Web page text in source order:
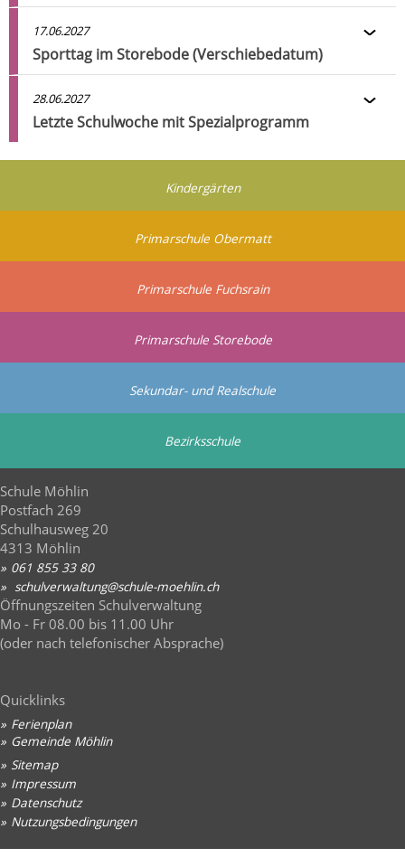
17.06.2027
Sporttag im Storebode (Verschiebedatum)
28.06.2027
Letzte Schulwoche mit Spezialprogramm
Kindergärten
Primarschule Obermatt
Primarschule Fuchsrain
Primarschule Storebode
Sekundar- und Realschule
Bezirksschule
Schule Möhlin
Postfach 269
Schulhausweg 20
4313 Möhlin
061 855 33 80
sch lv rw lt ng sch l -m hln ch
Öffnungszeiten Schulverwaltung
Mo - Fr 08.00 bis 11.00 Uhr
(oder nach telefonischer Absprache)
Quicklinks
Ferienplan
Gemeinde Möhlin
Sitemap
Impressum
Datenschutz
Nutzungsbedingungen